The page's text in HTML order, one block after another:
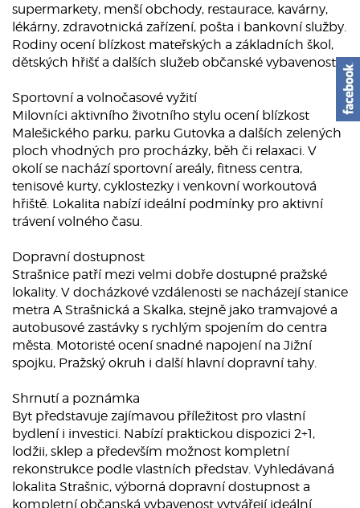
supermarkety, menší obchody, restaurace, kavárny,
lékárny, zdravotnická zařízení, pošta i bankovní služby.
Rodiny ocení blízkost mateřských a základních škol,
dětských hřišť a dalších služeb občanské vybavenosti.
Sportovní a volnočasové vyžití
Milovníci aktivního životního stylu ocení blízkost
Malešického parku, parku Gutovka a dalších zelených
ploch vhodných pro procházky, běh či relaxaci. V
okolí se nachází sportovní areály, fitness centra,
tenisové kurty, cyklostezky i venkovní workoutová
hřiště. Lokalita nabízí ideální podmínky pro aktivní
trávení volného času.
Dopravní dostupnost
Strašnice patří mezi velmi dobře dostupné pražské
lokality. V docházkové vzdálenosti se nacházejí stanice
metra A Strašnická a Skalka, stejně jako tramvajové a
autobusové zastávky s rychlým spojením do centra
města. Motoristé ocení snadné napojení na Jižní
spojku, Pražský okruh i další hlavní dopravní tahy.
Shrnutí a poznámka
Byt představuje zajímavou příležitost pro vlastní
bydlení i investici. Nabízí praktickou dispozici 2+1,
lodžii, sklep a především možnost kompletní
rekonstrukce podle vlastních představ. Vyhledávaná
lokalita Strašnic, výborná dopravní dostupnost a
kompletní občanská vybavenost vytvářejí ideální